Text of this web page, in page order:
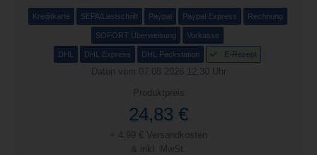
Kreditkarte SEPA/Lastschrift Paypal Paypal Express Rechnung
SOFORT Überweisung Vorkasse
DHL DHL Express DHL Packstation E-Rezept
Daten vom 07.08.2026 12:30 Uhr
Produktpreis
24,83 €
+ 4,99 € Versandkosten
& inkl. MwSt.